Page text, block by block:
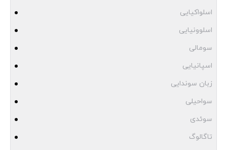
اسلواکیایی
اسلوونیایی
سومالی
اسپانیایی
زبان سوندایی
سواحیلی
سوئدی
تاگالوگ